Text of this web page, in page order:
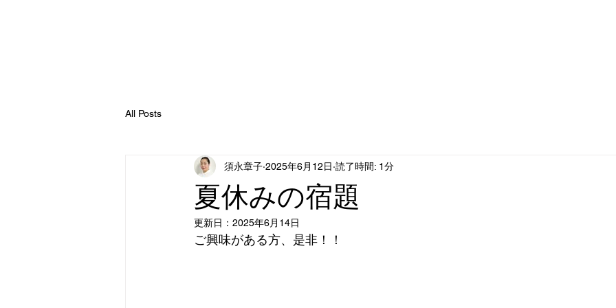
All Posts
夏休みの宿題
須永章子 2025年6月12日 読了時間: 1分
更新日： 2025年6月14日
ご興味がある方、是非！！